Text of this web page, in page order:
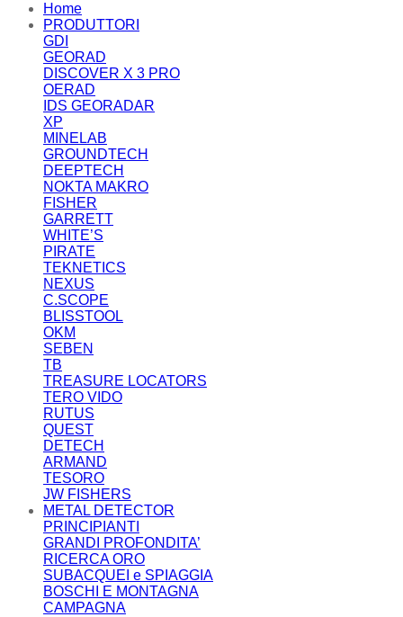
Home
PRODUTTORI
GDI
GEORAD
DISCOVER X 3 PRO
OERAD
IDS GEORADAR
XP
MINELAB
GROUNDTECH
DEEPTECH
NOKTA MAKRO
FISHER
GARRETT
WHITE’S
PIRATE
TEKNETICS
NEXUS
C.SCOPE
BLISSTOOL
OKM
SEBEN
TB
TREASURE LOCATORS
TERO VIDO
RUTUS
QUEST
DETECH
ARMAND
TESORO
JW FISHERS
METAL DETECTOR
PRINCIPIANTI
GRANDI PROFONDITA’
RICERCA ORO
SUBACQUEI e SPIAGGIA
BOSCHI E MONTAGNA
CAMPAGNA